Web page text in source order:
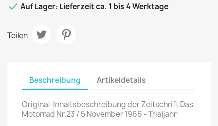
 Auf Lager: Lieferzeit ca. 1 bis 4 Werktage
Teilen
Beschreibung Artikeldetails
Original-Inhaltsbeschreibung der Zeitschrift Das
Motorrad Nr.23 / 5 November 1966 - Trialjahr: